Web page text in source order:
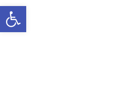
Abrir barra de herramientas